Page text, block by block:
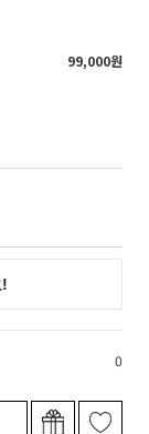
99,000원
0